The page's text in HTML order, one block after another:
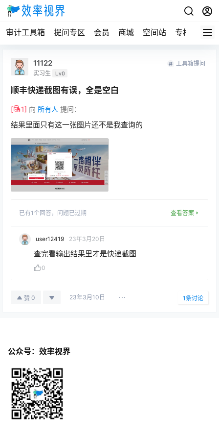
审计工具箱 提问专区 会员 商城 空间站 专栏
11122
实习生 Lv0
工具箱提问
顺丰快递截图有误，全是空白
[ 1] 向 所有人 提问：
结果里面只有这一张图片还不是我查询的
已有1 个回答， 问题已过期 查看答案
user12419 23年3月20日
查完看输出结果里才是快递截图
0
赞 0 23年3月10日 1条讨论
公众号：效率视界